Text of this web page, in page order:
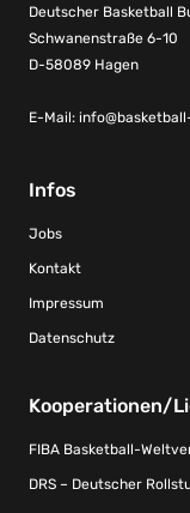
Deutscher Basketball
Schwanenstraße 6-10
D-58089 Hagen
E-Mail:
Infos
Jobs
Kontakt
Impressum
Datenschutz
Kooperationen/
FIBA Basketball-
DRS – Deutscher